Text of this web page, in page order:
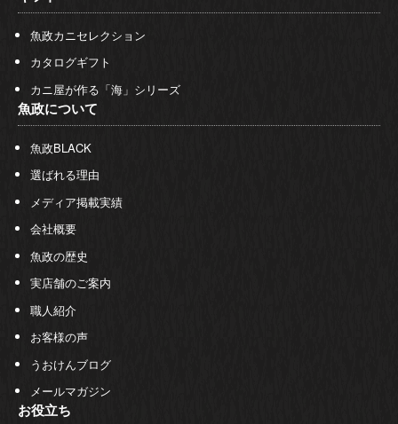
魚政カニセレクション
カタログギフト
カニ屋が作る「海」シリーズ
魚政について
魚政BLACK
選ばれる理由
メディア掲載実績
会社概要
魚政の歴史
実店舗のご案内
職人紹介
お客様の声
うおけんブログ
メールマガジン
お役立ち